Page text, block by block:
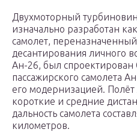
Двухмоторный
изначально разработан
самолет,
десантирования личного
Ан-26, был
пассажирского самолета
его модернизацией. Полёт
короткие и средние
дальность самолета
километров.